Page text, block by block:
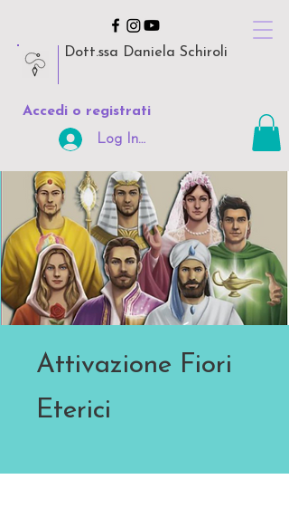
Dott.ssa Daniela Schiroli
Accedi o registrati
Log In Area Riservata
Attivazione Fiori
Eterici